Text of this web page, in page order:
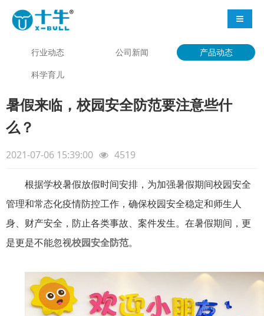
导航切
行业动态 公司新闻
产品动态
科学育儿
暑假来临，校园安全防范要注意些什
么？
2021-07-06 15:39:00 4519
根据学校暑假放假时间安排，为加强暑假期间校园安全
管理和常态化疫情防控工作，确保校园安全稳定和师生人
身、财产安全，防止各类事故、案件发生。在暑假期间，更
是更是不能忽视校园安全防范。